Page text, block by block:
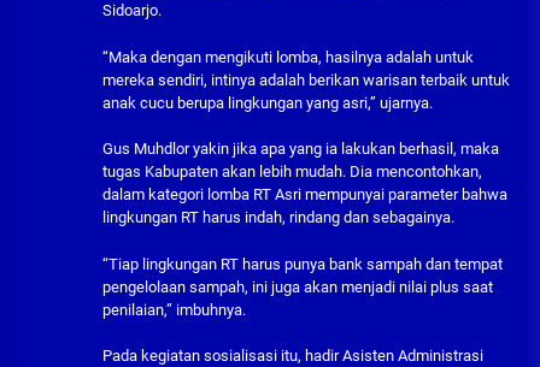
Sidoarjo.
“Maka dengan mengikuti lomba, hasilnya adalah untuk
mereka sendiri, intinya adalah berikan warisan terbaik untuk
anak cucu berupa lingkungan yang asri,” ujarnya.
Gus Muhdlor yakin jika apa yang ia lakukan berhasil, maka
tugas Kabupaten akan lebih mudah. Dia mencontohkan,
dalam kategori lomba RT Asri mempunyai parameter bahwa
lingkungan RT harus indah, rindang dan sebagainya.
“Tiap lingkungan RT harus punya bank sampah dan tempat
pengelolaan sampah, ini juga akan menjadi nilai plus saat
penilaian,” imbuhnya.
Pada kegiatan sosialisasi itu, hadir Asisten Administrasi